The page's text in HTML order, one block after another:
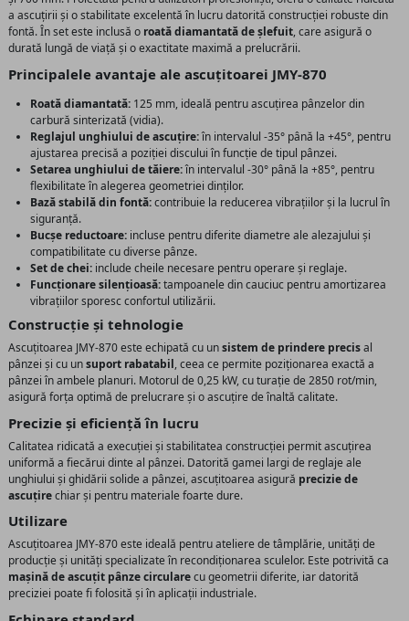
a ascuțirii și o stabilitate excelentă în lucru datorită construcției robuste din
fontă. În set este inclusă o roată diamantată de șlefuit, care asigură o
durată lungă de viață și o exactitate maximă a prelucrării.
Principalele avantaje ale ascuțitoarei JMY-870
Roată diamantată: 125 mm, ideală pentru ascuțirea pânzelor din
carbură sinterizată (vidia).
Reglajul unghiului de ascuțire:în intervalul -35° până la +45°, pentru
ajustarea precisă a poziției discului în funcție de tipul pânzei.
Setarea unghiului de tăiere:în intervalul -30° până la +85°, pentru
flexibilitate în alegerea geometriei dinților.
Bază stabilă din fontă:contribuie la reducerea vibrațiilor și la lucrul în
siguranță.
Bucșe reductoare: incluse pentru diferite diametre ale alezajului și
compatibilitate cu diverse pânze.
Set de chei: include cheile necesare pentru operare și reglaje.
Funcționare silențioasă:tampoanele din cauciuc pentru amortizarea
vibrațiilor sporesc confortul utilizării.
Construcție și tehnologie
Ascuțitoarea JMY-870 este echipată cu unsistem de prindere precisal
pânzei și cu unsuport rabatabil, ceea ce permite poziționarea exactă a
pânzei în ambele planuri. Motorul de 0,25 kW, cu turație de 2850 rot/min,
asigură forța optimă de prelucrare și o ascuțire de înaltă calitate.
Precizie și eficiență în lucru
Calitatea ridicată a execuției și stabilitatea construcției permit ascuțirea
uniformă a fiecărui dinte al pânzei. Datorită gamei largi de reglaje ale
unghiului și ghidării solide a pânzei, ascuțitoarea asigură precizie de
ascuțirechiar și pentru materiale foarte dure.
Utilizare
Ascuțitoarea JMY-870 este ideală pentru ateliere de tâmplărie, unități de
producție și unități specializate în recondiționarea sculelor. Este potrivită ca
mașină de ascuțit pânze circularecu geometrii diferite, iar datorită
preciziei poate fi folosită și în aplicații industriale.